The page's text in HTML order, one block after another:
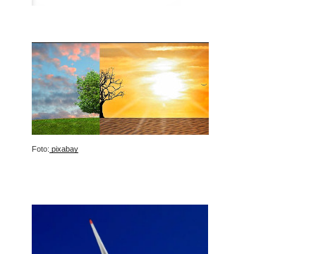
Foto: pixabay